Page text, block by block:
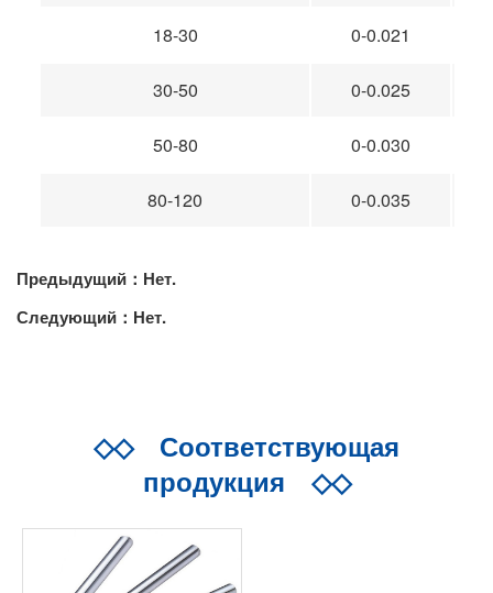
18-30 0-0.021
30-50 0-0.025
50-80 0-0.030
80-120 0-0.035
Предыдущий：Нет.
Следующий：Нет.
◇◇Соответствующая
продукция ◇◇